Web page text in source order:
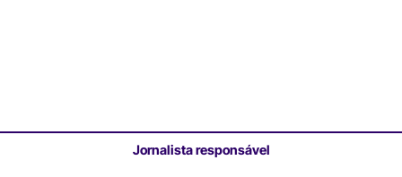
Jornalista responsável